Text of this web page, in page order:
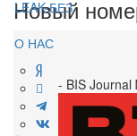
LEAK-БЕЗ
О НАС
Новый
- BIS